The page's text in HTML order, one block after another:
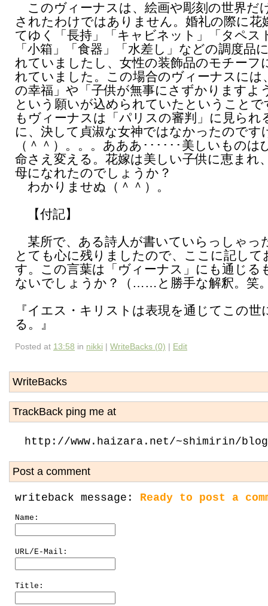
このヴィーナスは、絵画や彫刻の世界だ
されたわけではありません。婚礼の際に花
てゆく「長持」「キャビネット」「タペス
「小箱」「食器」「水差し」などの調度品
れていましたし、女性の装飾品のモチーフ
れていました。この場合のヴィーナスには
の幸福」や「子供が無事にさずかりますよ
という願いが込められていたということで
もヴィーナスは「パリスの審判」に見られ
に、決して貞淑な女神ではなかったのです
（＾＾）。。。あああ･･････美しいものは
命さえ変える。花嫁は美しい子供に恵まれ
母になれたのでしょうか？
わかりませぬ（＾＾）。
【付記】
某所で、ある詩人が書いていらっしゃっ
とても心に残りましたので、ここに記して
す。この言葉は「ヴィーナス」にも通じる
ないでしょうか？（……と勝手な解釈。笑
『イエス・キリストは表現を通じてこの世
る。』
Posted at 13:58 in nikki WriteBacks (0) Edit
WriteBacks
TrackBack ping me at
http://www.haizara.net/~shimirin/
Post a comment
writeback message: Ready to post a
Name:
URL/E-Mail:
Title: